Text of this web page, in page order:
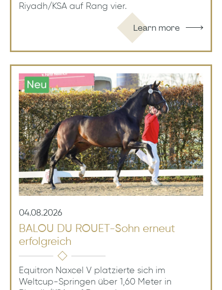
Riyadh/KSA auf Rang vier.
Learn more
04.08.2026
BALOU DU ROUET-Sohn erneut
erfolgreich
Equitron Naxcel V platzierte sich im
Weltcup-Springen über 1,60 Meter in